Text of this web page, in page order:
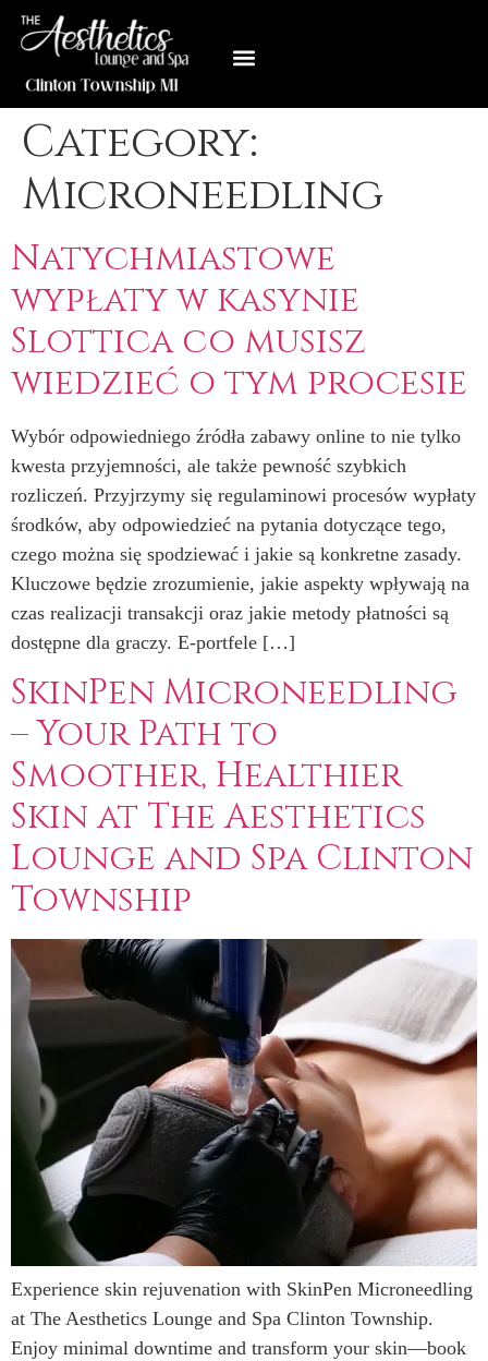
Category:
Microneedling
Natychmiastowe
wypłaty w kasynie
Slottica co musisz
wiedzieć o tym procesie
Wybór odpowiedniego źródła zabawy online to nie tylko
kwesta przyjemności, ale także pewność szybkich
rozliczeń. Przyjrzymy się regulaminowi procesów wypłaty
środków, aby odpowiedzieć na pytania dotyczące tego,
czego można się spodziewać i jakie są konkretne zasady.
Kluczowe będzie zrozumienie, jakie aspekty wpływają na
czas realizacji transakcji oraz jakie metody płatności są
dostępne dla graczy. E-portfele […]
SkinPen Microneedling
– Your Path to
Smoother, Healthier
Skin at The Aesthetics
Lounge and Spa Clinton
Township
Experience skin rejuvenation with SkinPen Microneedling
at The Aesthetics Lounge and Spa Clinton Township.
Enjoy minimal downtime and transform your skin—book